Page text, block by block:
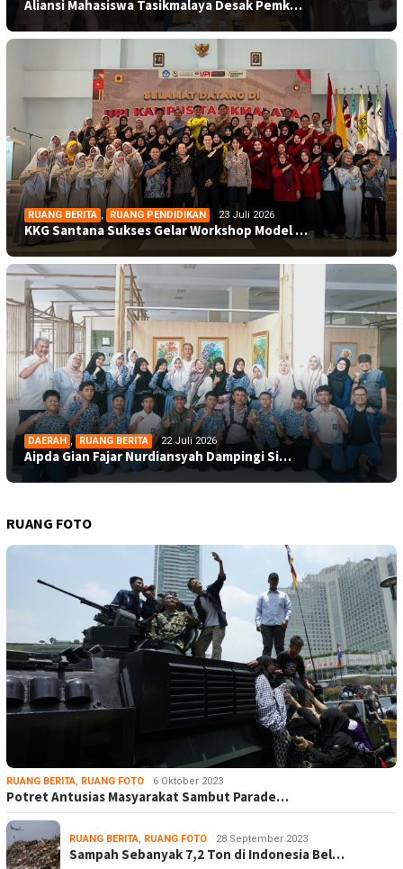
Aliansi Mahasiswa Tasikmalaya Desak Pemk…
RUANG BERITA , RUANG PENDIDIKAN 23 Juli 2026
KKG Santana Sukses Gelar Workshop Model …
DAERAH , RUANG BERITA 22 Juli 2026
Aipda Gian Fajar Nurdiansyah Dampingi Si…
RUANG FOTO
RUANG BERITA, RUANG FOTO 6 Oktober 2023
Potret Antusias Masyarakat Sambut Parade…
RUANG BERITA, RUANG FOTO 28 September 2023
Sampah Sebanyak 7,2 Ton di Indonesia Bel…